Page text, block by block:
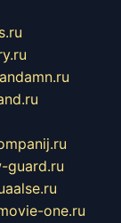
guard.ru
aalse.ru
one.ru